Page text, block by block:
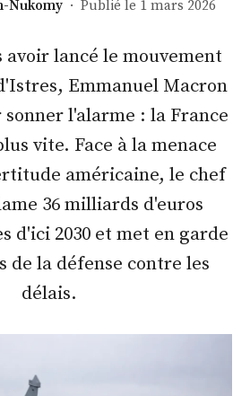
Nukomy· Publié le 1 mars 2026
avoir lancé le mouvement
Emmanuel Macron
l'alarme : la France
vite. Face à la menace
américaine, le chef
36 milliards d'euros
d'ici 2030 et met en garde
de la défense contre les
délais.